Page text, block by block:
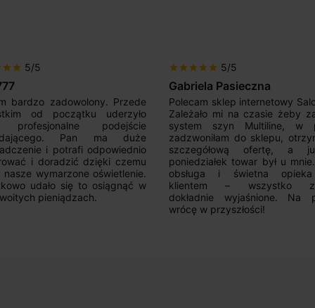
star star 5/5
Pasieczna
sklep internetowy SalonLED.
mi na czasie żeby zakupić
szyn Multiline, w piątek
do sklepu, otrzymałam
ofertę, a już w
towar był u mnie.Super
i świetna opieka nad
– wszystko zostało
wyjaśnione. Na pewno
star star star star star 5/5
Mir Por
Super sprzedawca!
razy i jestem zadowolony z
produktów. Wszystko
opisem, sprawna realizacja,
kontakt. Polecam.